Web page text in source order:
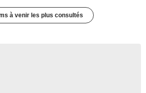
à venir les plus consultés